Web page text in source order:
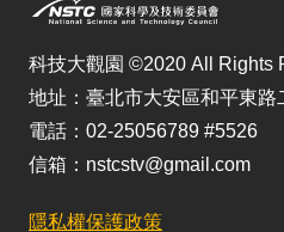
科技大觀園 ©2020 All Rights
地址：臺北市大安區和平東路
電話：02-25056789 #5526
信箱：nstcstv@gmail.com
隱私權保護政策